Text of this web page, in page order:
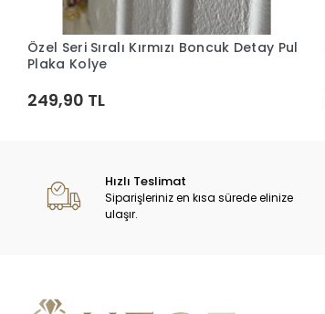
Sepete Ekle
Özel Seri Sıralı Kırmızı Boncuk Detay Pul
Plaka Kolye
249,90 TL
Hızlı Teslimat
Siparişleriniz en kısa sürede elinize
ulaşır.